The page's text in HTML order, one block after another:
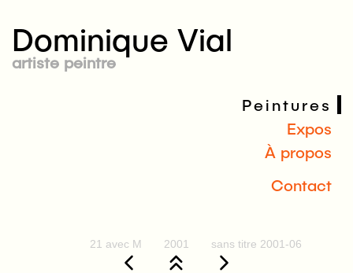
Dominique Vial
artiste peintre
Peintures
Expos
À propos
Contact
21 avec M 2001 sans titre 2001-06